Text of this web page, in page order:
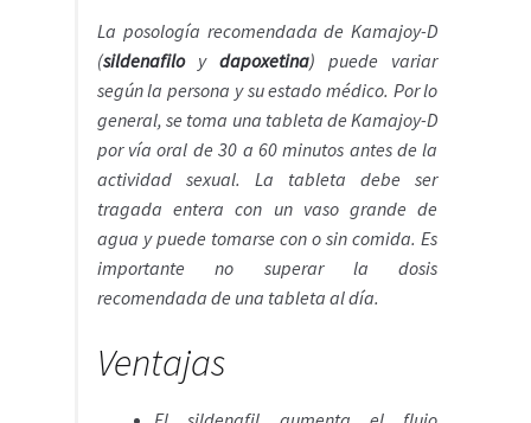
La posología recomendada de Kamajoy-D
(sildenafiloy dapoxetina) puede variar
según la persona y su estado médico. Por lo
general, se toma una tableta de Kamajoy-D
por vía oral de 30 a 60 minutos antes de la
actividad sexual. La tableta debe ser
tragada entera con un vaso grande de
agua y puede tomarse con o sin comida. Es
importante no superar la dosis
recomendada de una tableta al día.
Ventajas